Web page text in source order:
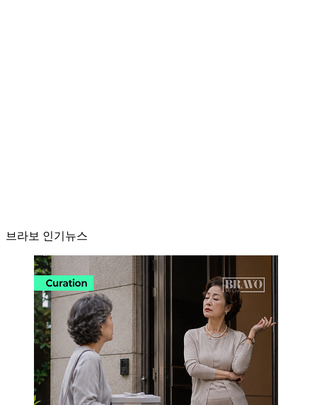
브라보 인기뉴스